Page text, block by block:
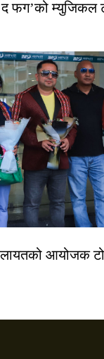
फग’को म्युजिकल
आयोजक